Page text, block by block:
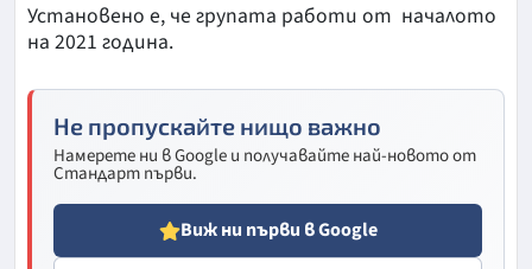
Установено е, че групата работи от началото
на 2021 година.
Не пропускайте нищо важно
Намерете ни в Google и получавайте най-новото от
Стандарт първи.
Виж ни първи в Google